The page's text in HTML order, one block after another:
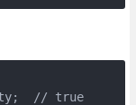
// true